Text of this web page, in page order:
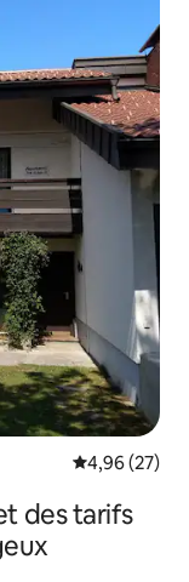
Évaluation
4,96 (27)
des tarifs